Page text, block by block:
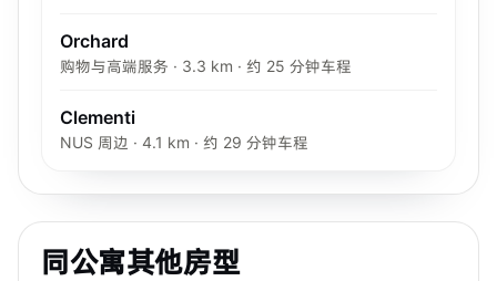
Orchard
购物与高端服务 · 3.3 km · 约 25 分钟车程
Clementi
NUS 周边 · 4.1 km · 约 29 分钟车程
同公寓其他房型